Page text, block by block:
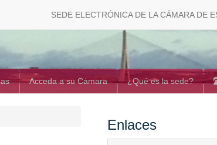
SEDE ELECTRÓNICA DE LA CÁMARA DE
Acceda a su Cámara ¿Qué es la sede?
Enlaces